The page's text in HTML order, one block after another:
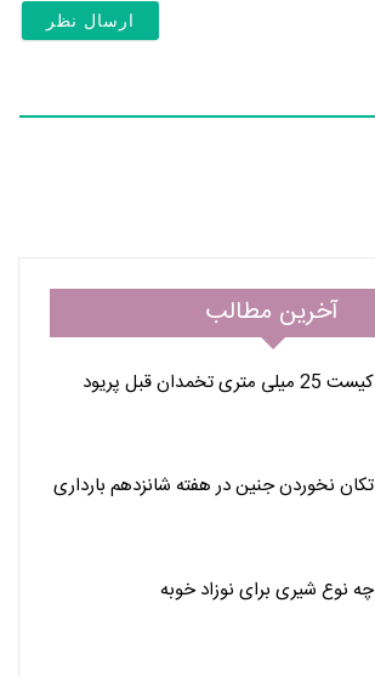
آخرین مطالب
کیست 25 میلی متری تخمدان قبل پریود
تکان نخوردن جنین در هفته شانزدهم بارداری
چه نوع شیری برای نوزاد خوبه